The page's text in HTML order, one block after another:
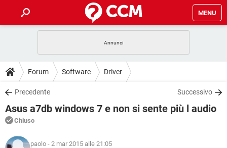
MENU
INTRATTENIMENTO ANDROID
iOS
INSTAGRAM WHATSAPP
TIKTOK
HARDWARE
GUIDE
COVID-19 GAMING
iOS
INSTAGRAM
DOWNLOAD
COVID-19 GAMING
INTRATTENIMENTO
iOS
FORUM
COVID-19
GLOSSARIO
Forum Software Driver
Precedente Successivo
Asus a7db windows 7 e non si sente più l audio
Chiuso
paolo - 2 mar 2015 alle 21:05